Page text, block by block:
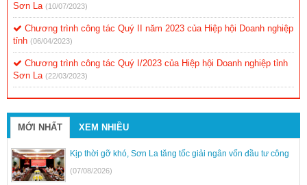
Sơn La (10/07/2023)
Chương trình công tác Quý II năm 2023 của Hiệp hội Doanh nghiệp
tỉnh (06/04/2023)
Chương trình công tác Quý I/2023 của Hiệp hội Doanh nghiệp tỉnh
Sơn La (22/03/2023)
MỚI NHẤT XEM NHIỀU
Kịp thời gỡ khó, Sơn La tăng tốc giải ngân vốn đầu tư công
(07/08/2026)